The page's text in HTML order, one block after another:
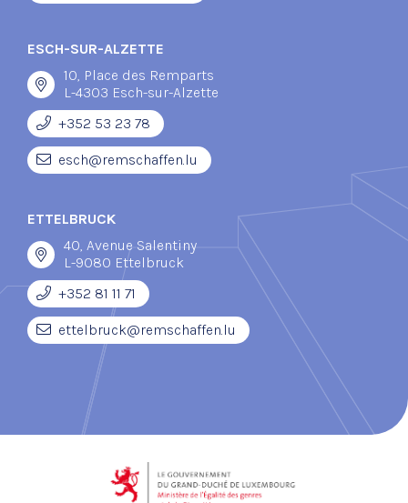
ESCH-SUR-ALZETTE
10, Place des Remparts
L-4303 Esch-sur-Alzette
+352 53 23 78
esch@remschaffen.lu
ETTELBRUCK
40, Avenue Salentiny
L-9080 Ettelbruck
+352 81 11 71
ettelbruck@remschaffen.lu